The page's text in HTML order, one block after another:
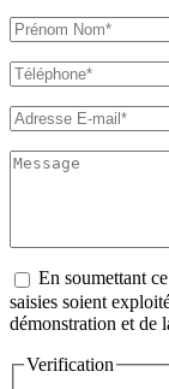
Prénom Nom
Téléphone
Adresse E-mail
Message
Acceptation
En soumettant
saisies soient
démonstration et de
Verification